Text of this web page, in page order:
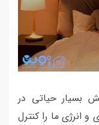
بسیار حیاتی در
و انرژی ما را کنترل